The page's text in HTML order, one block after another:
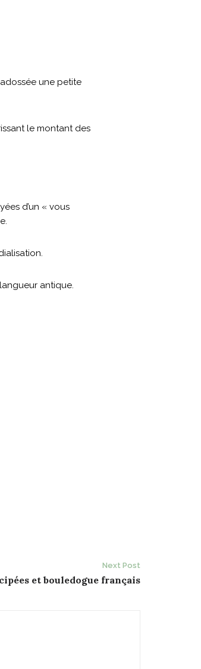
une petite
le montant des
d’un « vous
antique.
Next Post
et bouledogue français